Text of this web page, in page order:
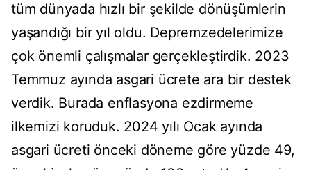
tüm dünyada hızlı bir şekilde dönüşümlerin
yaşandığı bir yıl oldu. Depremzedelerimize
çok önemli çalışmalar gerçekleştirdik. 2023
Temmuz ayında asgari ücrete ara bir destek
verdik. Burada enflasyona ezdirmeme
ilkemizi koruduk. 2024 yılı Ocak ayında
asgari ücreti önceki döneme göre yüzde 49,